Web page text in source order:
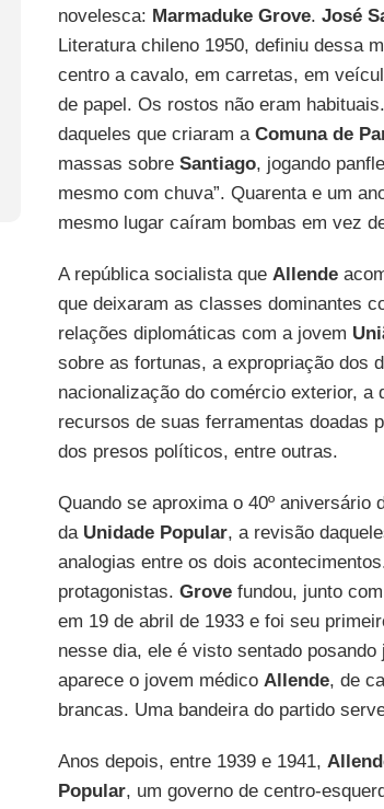
novelesca: Marmaduke Grove. José
Literatura chileno 1950, definiu dessa
centro a cavalo, em carretas, em
de papel. Os rostos não eram
daqueles que criaram a Comuna de
massas sobre Santiago, jogando
mesmo com chuva”. Quarenta e um
mesmo lugar caíram bombas em vez
A república socialista que Allende
que deixaram as classes dominantes
relações diplomáticas com a jovem
sobre as fortunas, a expropriação dos
nacionalização do comércio exterior, a
recursos de suas ferramentas doadas
dos presos políticos, entre outras.
Quando se aproxima o 40º aniversário
da Unidade Popular, a revisão
analogias entre os dois
protagonistas. Grovefundou, junto
em 19 de abril de 1933 e foi seu
nesse dia, ele é visto sentado
aparece o jovem médico Allende, de
brancas. Uma bandeira do partido
Anos depois, entre 1939 e 1941,
Popular, um governo de centro-